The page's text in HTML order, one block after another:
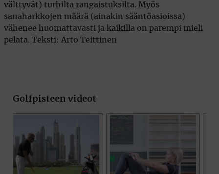
välttyvät) turhilta rangaistuksilta. Myös
sanaharkkojen määrä (ainakin sääntöasioissa)
vähenee huomattavasti ja kaikilla on parempi mieli
pelata. Teksti: Arto Teittinen